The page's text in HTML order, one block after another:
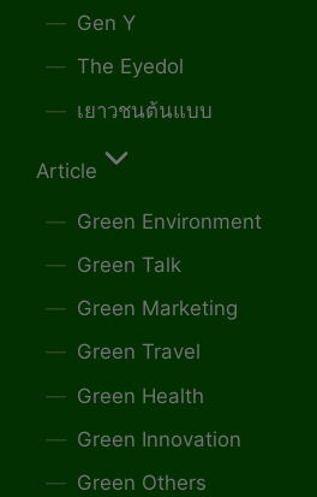
Gen Y
The Eyedol
เยาวชนต้นแบบ
Article
Green Environment
Green Talk
Green Marketing
Green Travel
Green Health
Green Innovation
Green Others